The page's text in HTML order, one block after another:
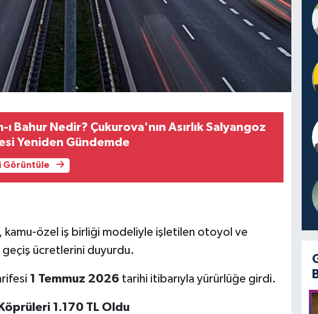
ı Bahur Nedir? Çukurova'nın Asırlık Salyangoz
Yeniden Gündemde
Görüntüle
kamu-özel iş birliği modeliyle işletilen otoyol ve
ücretlerini duyurdu.
1 Temmuz 2026 tarihi itibarıyla yürürlüğe girdi.
1.170 TL Oldu